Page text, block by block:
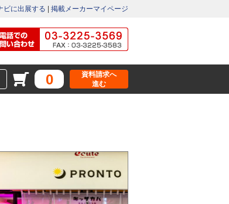
ビに出展する 掲載メーカーマイページ
0
資料請求へ
進む